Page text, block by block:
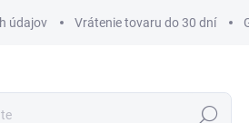
údajov Vrátenie tovaru do 30 dní
Hľadať